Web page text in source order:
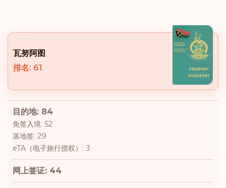
瓦努阿图
排名: 61
目的地: 84
免签入境: 52
落地签: 29
eTA（电子旅行授权）: 3
网上签证: 44